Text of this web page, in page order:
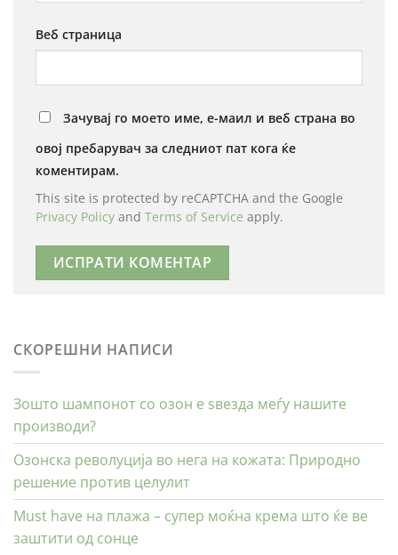
СКОРЕШНИ НАПИСИ
Зошто шампонот со озон е ѕвезда меѓу нашите
производи?
Озонска револуција во нега на кожата: Природно
решение против целулит
Must have на плажа – супер моќна крема што ќе ве
заштити од сонце
Веб страница
Зачувај го моето име, е-маил и веб страна во
овој пребарувач за следниот пат кога ќе
коментирам.
This site is protected by reCAPTCHA and the Google
Privacy Policy and Terms of Service apply.